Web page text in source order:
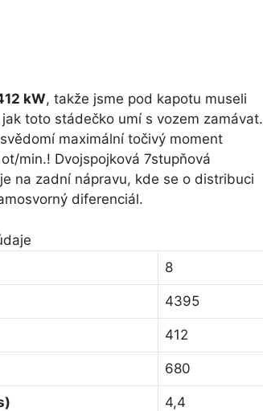
kW, takže jsme pod kapotu museli
toto stádečko umí s vozem zamávat.
maximální točivý moment
min.! Dvojspojková 7stupňová
na zadní nápravu, kde se o distribuci
diferenciál.
8
4395
412
680
4,4